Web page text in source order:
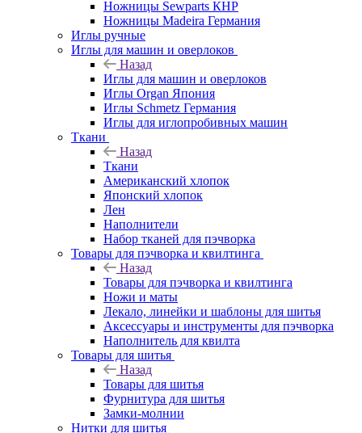
Ножницы Sewparts КНР
Ножницы Madeira Германия
Иглы ручные
Иглы для машин и оверлоков
Назад
Иглы для машин и оверлоков
Иглы Organ Япония
Иглы Schmetz Германия
Иглы для иглопробивных машин
Ткани
Назад
Ткани
Американский хлопок
Японский хлопок
Лен
Наполнители
Набор тканей для пэчворка
Товары для пэчворка и квилтинга
Назад
Товары для пэчворка и квилтинга
Ножи и маты
Лекало, линейки и шаблоны для шитья
Аксессуары и инструменты для пэчворка
Наполнитель для квилта
Товары для шитья
Назад
Товары для шитья
Фурнитура для шитья
Замки-молнии
Нитки для шитья